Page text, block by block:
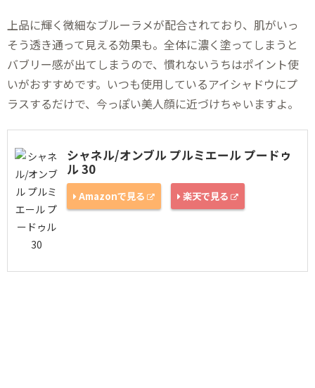
上品に輝く微細なブルーラメが配合されており、肌がいっ
そう透き通って見える効果も。全体に濃く塗ってしまうと
バブリー感が出てしまうので、慣れないうちはポイント使
いがおすすめです。いつも使用しているアイシャドウにプ
ラスするだけで、今っぽい美人顔に近づけちゃいますよ。
シャネル/オンブル プルミエール プードゥ
ル 30
Amazonで見る 楽天で見る